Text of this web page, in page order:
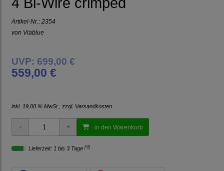
Artikel-Nr.: 2354
von Viablue
UVP: 699,00 €
559,00 €
inkl. 19,00 % MwSt., zzgl. Versandkosten
in den Warenkorb
Lieferzeit: 1 bis 3 Tage [*2]